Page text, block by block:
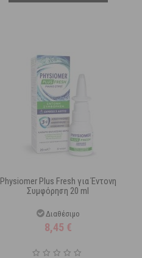
Physiomer Plus Fresh για Έντονη
Συμφόρηση 20 ml
Διαθέσιμο
8,45 €